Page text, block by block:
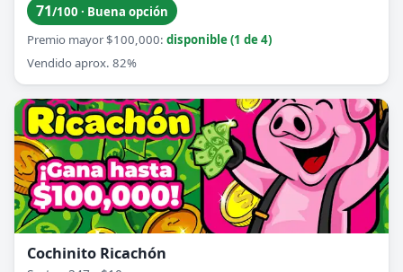
71/100 · Buena opción
Premio mayor $100,000: disponible (1 de 4)
Vendido aprox. 82%
Cochinito Ricachón